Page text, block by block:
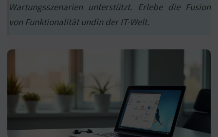
Wartungsszenarien unterstützt. Erlebe die Fusion
von Funktionalität undin der IT-Welt.